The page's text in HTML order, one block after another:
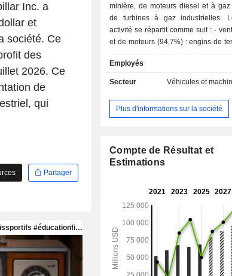
Inc. a
et
société. Ce
des
2026. Ce
de
qui
Partager
minière, de moteurs diesel et à
de turbines à gaz industrielles.
activité se répartit comme suit : - vente d'engins
et de moteurs (94,7%) : engins de
bulldozers, etc.), tracteurs agricoles
moteurs et turbines (destinés aux
centrales électriques), systèmes
roulement, circuits et composants
suivante : Amérique du Nord
Afrique-Moyen-Orient (18,9%),
Employés
Secteur Véhicules et
Plus d'informations sur la société
Compte de Résultat et
Estimations